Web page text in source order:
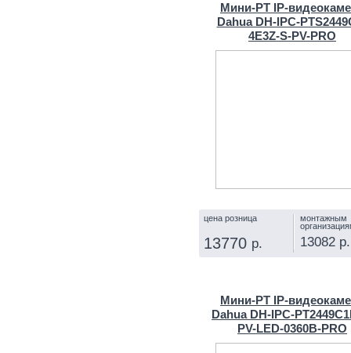
Мини-PT IP-
Dahua DH-IPC-
4E3Z-S-PV-PRO
цена розница
13770 р.
монтажным
13082 р.
Мини-PT IP-
Dahua DH-IPC-
PV-LED-0360B-PRO